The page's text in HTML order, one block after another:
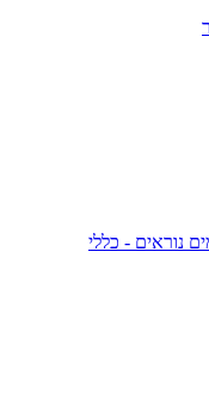
נוראים - כללי